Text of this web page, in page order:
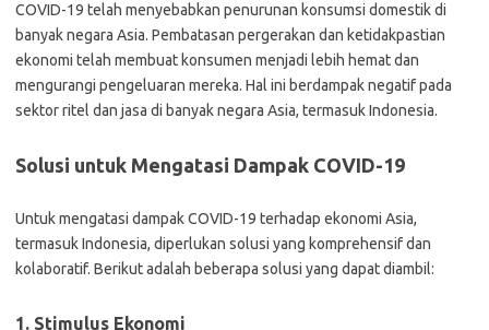
COVID-19 telah menyebabkan penurunan konsumsi domestik di
banyak negara Asia. Pembatasan pergerakan dan ketidakpastian
ekonomi telah membuat konsumen menjadi lebih hemat dan
mengurangi pengeluaran mereka. Hal ini berdampak negatif pada
sektor ritel dan jasa di banyak negara Asia, termasuk Indonesia.
Solusi untuk Mengatasi Dampak COVID-19
Untuk mengatasi dampak COVID-19 terhadap ekonomi Asia,
termasuk Indonesia, diperlukan solusi yang komprehensif dan
kolaboratif. Berikut adalah beberapa solusi yang dapat diambil:
1. Stimulus Ekonomi